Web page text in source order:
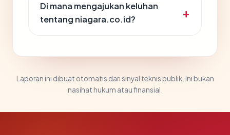
Di mana mengajukan keluhan
tentang niagara.co.id?
Laporan ini dibuat otomatis dari sinyal teknis publik. Ini bukan
nasihat hukum atau finansial.